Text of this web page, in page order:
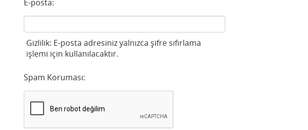
E-posta:
Gizlilik: E-posta adresiniz yalnızca şifre sıfırlama
işlemi için kullanılacaktır.
Spam Koruması: